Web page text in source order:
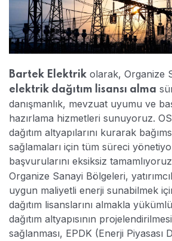
Bartek Elektrik olarak, Organize
elektrik dağıtım lisansı alma
danışmanlık, mevzuat uyumu ve
hazırlama hizmetleri sunuyoruz.
dağıtım altyapılarını kurarak
sağlamaları için tüm süreci
başvurularını eksiksiz
Organize Sanayi Bölgeleri,
uygun maliyetli enerji sunabilmek
dağıtım lisanslarını almakla
dağıtım altyapısının
sağlanması, EPDK (Enerji Piyasası